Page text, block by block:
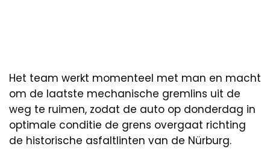
Het team werkt momenteel met man en macht
om de laatste mechanische gremlins uit de
weg te ruimen, zodat de auto op donderdag in
optimale conditie de grens overgaat richting
de historische asfaltlinten van de Nürburg.